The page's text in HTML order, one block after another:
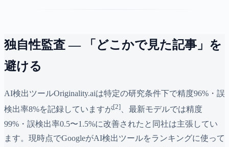
独自性監査 — 「どこかで見た記事」を
避ける
AI検出ツールOriginality.aiは特定の研究条件下で精度96%・誤
検出率8%を記録していますが[2]、最新モデルでは精度
99%・誤検出率0.5〜1.5%に改善されたと同社は主張してい
ます。現時点でGoogleがAI検出ツールをランキングに使って